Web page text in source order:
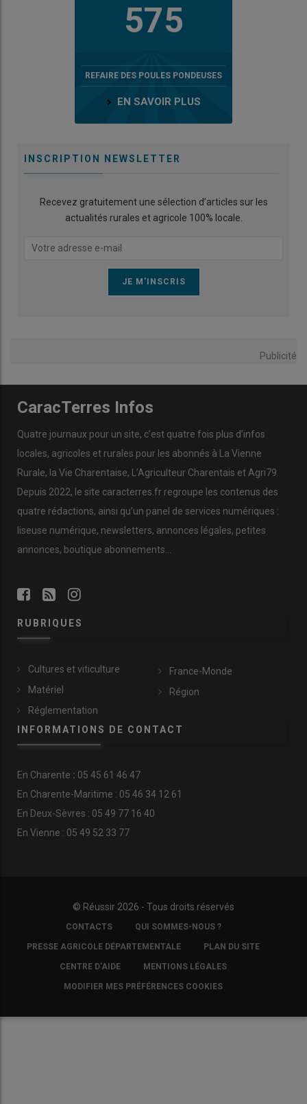
575
REFAIRE DES POULES PONDEUSES
EN SAVOIR PLUS
INSCRIPTION NEWSLETTER
Recevez gratuitement une sélection d’articles sur les
actualités rurales et agricole 100% locale.
Publicité
CaracTerres Infos
Quatre journaux pour un site, c’est quatre fois plus d’infos
locales, agricoles et rurales pour les abonnés à La Vienne
Rurale, la Vie Charentaise, L’Agriculteur Charentais et Agri79.
Depuis 2022, le site caracterres.fr regroupe les contenus des
quatre rédactions, ainsi qu’un panel de services numériques :
liseuse numérique, newsletters, annonces légales, petites
annonces, boutique abonnements…
RUBRIQUES
Cultures et viticulture
Matériel
Réglementation
France-Monde
Région
INFORMATIONS DE CONTACT
En Charente : 05 45 61 46 47
En Charente-Maritime : 05 46 34 12 61
En Deux-Sèvres : 05 49 77 16 40
En Vienne : 05 49 52 33 77
© Réussir 2026 - Tous droits réservés
COPYRIGHTCONTACTS QUI SOMMES-NOUS ?
PRESSE AGRICOLE DÉPARTEMENTALE PLAN DU SITE
CENTRE D'AIDE MENTIONS LÉGALES
MODIFIER MES PRÉFÉRENCES COOKIES